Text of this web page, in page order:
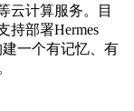
云计算服务。目
持部署Hermes
一个有记忆、有